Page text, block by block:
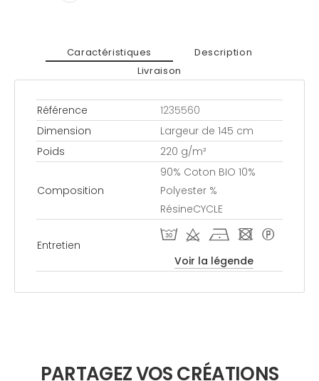
Caractéristiques
Description
Livraison
Référence
1235560
Dimension
Largeur de 145 cm
Poids
220 g/m²
Composition
90% Coton BIO 10%
Polyester %
RésineCYCLE
Entretien
T d h - *
Voir la légende
PARTAGEZ VOS CRÉATIONS